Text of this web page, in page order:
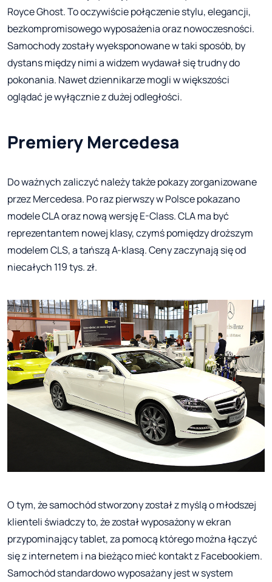
Royce Ghost. To oczywiście połączenie stylu, elegancji,
bezkompromisowego wyposażenia oraz nowoczesności.
Samochody zostały wyeksponowane w taki sposób, by
dystans między nimi a widzem wydawał się trudny do
pokonania. Nawet dziennikarze mogli w większości
oglądać je wyłącznie z dużej odległości.
Premiery Mercedesa
Do ważnych zaliczyć należy także pokazy zorganizowane
przez Mercedesa. Po raz pierwszy w Polsce pokazano
modele CLA oraz nową wersję E-Class. CLA ma być
reprezentantem nowej klasy, czymś pomiędzy droższym
modelem CLS, a tańszą A-klasą. Ceny zaczynają się od
niecałych 119 tys. zł.
O tym, że samochód stworzony został z myślą o młodszej
klienteli świadczy to, że został wyposażony w ekran
przypominający tablet, za pomocą którego można łączyć
się z internetem i na bieżąco mieć kontakt z Facebookiem.
Samochód standardowo wyposażany jest w system